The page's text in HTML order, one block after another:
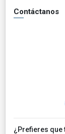
Contáctanos
¿Prefieres que